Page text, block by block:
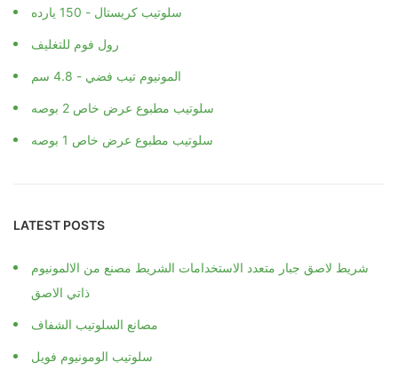
سلوتيب كريستال - 150 يارده
رول فوم للتغليف
المونيوم تيب فضي - 4.8 سم
سلوتيب مطبوع عرض خاص 2 بوصه
سلوتيب مطبوع عرض خاص 1 بوصه
LATEST POSTS
شريط لاصق جبار متعدد الاستخدامات الشريط مصنع من الالمونيوم
ذاتي الاصق
مصانع السلوتيب الشفاف
سلوتيب الومونيوم فويل